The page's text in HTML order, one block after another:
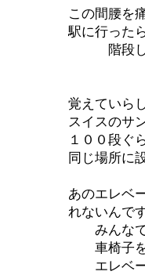
この間腰を
駅に行った
階段しん
覚えていら
スイスのサ
１００段ぐ
同じ場所に
あのエレベ
れないんで
みんなで
車椅子を
エレベー